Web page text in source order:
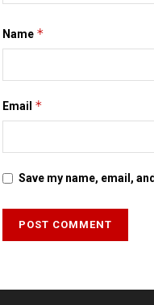
Name *
Email *
Save my name, email,